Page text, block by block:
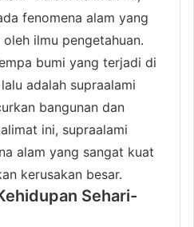
fenomena alam yang
ilmu pengetahuan.
bumi yang terjadi di
adalah supraalami
bangunan dan
ini, supraalami
alam yang sangat kuat
kerusakan besar.
Sehari-